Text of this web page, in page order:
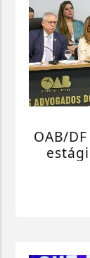
OAB/